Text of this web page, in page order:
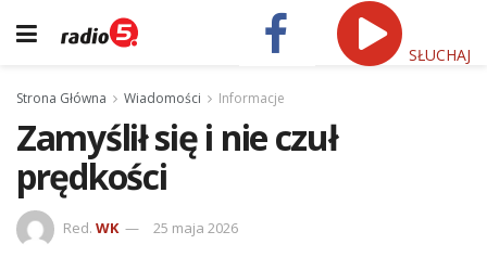
SŁUCHAJ
Strona Główna Wiadomości Informacje
Zamyślił się i nie czuł
prędkości
Red. WK 25 maja 2026